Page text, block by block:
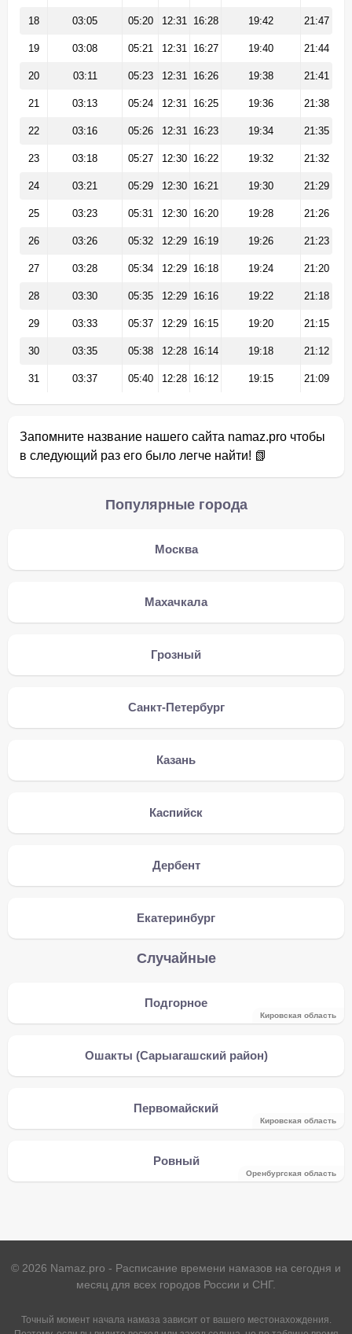
18 03:05 05:20 12:31 16:28 19:42 21:47
19 03:08 05:21 12:31 16:27 19:40 21:44
20 03:11 05:23 12:31 16:26 19:38 21:41
21 03:13 05:24 12:31 16:25 19:36 21:38
22 03:16 05:26 12:31 16:23 19:34 21:35
23 03:18 05:27 12:30 16:22 19:32 21:32
24 03:21 05:29 12:30 16:21 19:30 21:29
25 03:23 05:31 12:30 16:20 19:28 21:26
26 03:26 05:32 12:29 16:19 19:26 21:23
27 03:28 05:34 12:29 16:18 19:24 21:20
28 03:30 05:35 12:29 16:16 19:22 21:18
29 03:33 05:37 12:29 16:15 19:20 21:15
30 03:35 05:38 12:28 16:14 19:18 21:12
31 03:37 05:40 12:28 16:12 19:15 21:09
Запомните название нашего сайта namaz.pro чтобы
в следующий раз его было легче найти! 📗
Популярные города
Москва
Махачкала
Грозный
Санкт-Петербург
Казань
Каспийск
Дербент
Екатеринбург
Случайные
Подгорное
Кировская область
Ошакты (Сарыагашский район)
Первомайский
Кировская область
Ровный
Оренбургская область
© 2026 Namaz.pro - Расписание времени намазов на сегодня и
месяц для всех городов России и СНГ.
Точный момент начала намаза зависит от вашего местонахождения.